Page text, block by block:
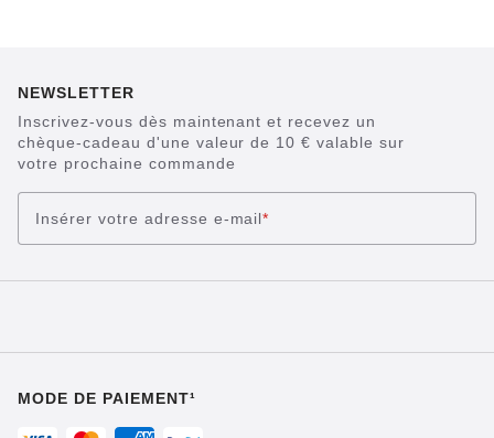
NEWSLETTER
Inscrivez-vous dès maintenant et recevez un
chèque-cadeau d'une valeur de 10 € valable sur
votre prochaine commande
Insérer votre adresse e-mail*
MODE DE PAIEMENT¹